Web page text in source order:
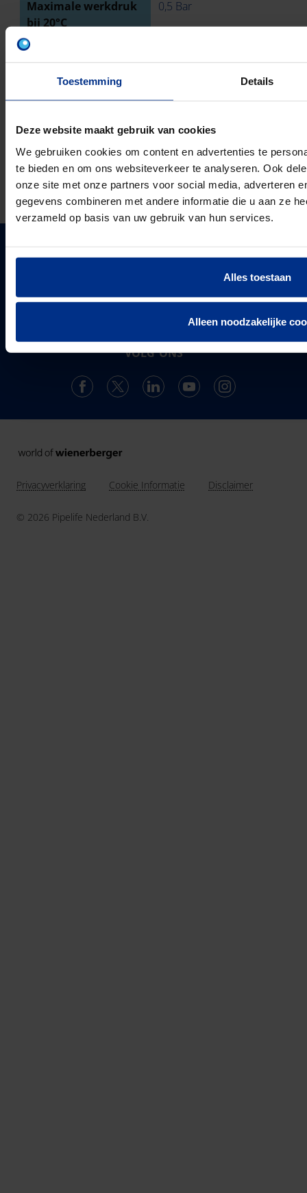
Toestemming Details
Deze website maakt gebruik van cookies
We gebruiken cookies om content en advertenties te
te bieden en om ons websiteverkeer te analyseren. Ook
onze site met onze partners voor social media, adverteren
gegevens combineren met andere informatie die u aan ze
verzameld op basis van uw gebruik van hun services.
Alles toestaan
Alleen noodzakelijke
Maximale werkdruk
bij 20°C
0,5 Bar
Ringstijfheidsklasse
Met pakkingen
TECHNISCHE TEKENING
DOWNLOADS
Pipelife is één van de grootste producenten van
kunststof leidingsystemen in Europa. Sinds 1947
ontwikkelt, produceert en levert de vestiging in
Enkhuizen een compleet en trendsettend programma.
Landen in Europa
PIPELIFE
Projecten & Nieuws
VOLG ONS
Privacyverklaring Cookie Informatie Disclaimer
© 2026 Pipelife Nederland B.V.